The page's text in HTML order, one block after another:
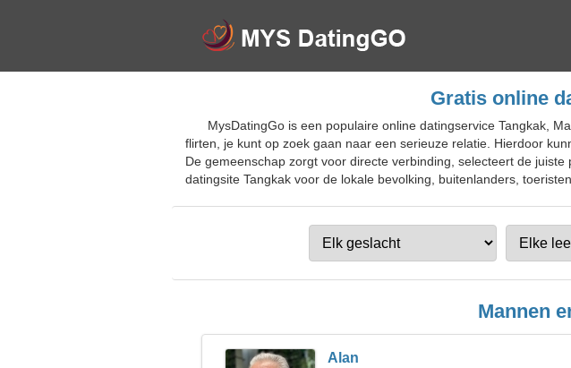
Gratis online
MysDatingGo is een populaire online datingservice Tangkak,
flirten, je kunt op zoek gaan naar een serieuze relatie. Hierdoor
De gemeenschap zorgt voor directe verbinding, selecteert de
datingsite Tangkak voor de lokale bevolking, buitenlanders, toeristen.
Mannen
Alan